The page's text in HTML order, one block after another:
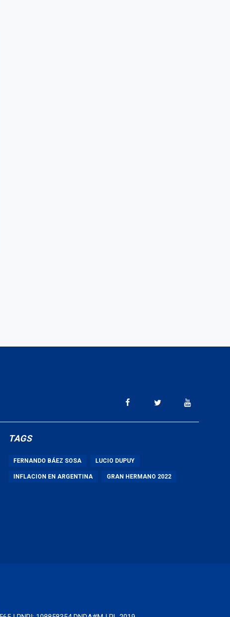
TAGS
FERNANDO BÁEZ SOSA LUCIO DUPUY
INFLACION EN ARGENTINA GRAN HERMANO 2022